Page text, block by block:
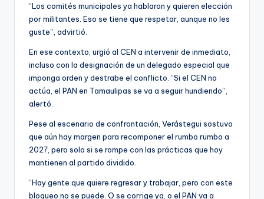
“Los comités municipales ya hablaron y quieren elección
por militantes. Eso se tiene que respetar, aunque no les
guste”, advirtió.
En ese contexto, urgió al CEN a intervenir de inmediato,
incluso con la designación de un delegado especial que
imponga orden y destrabe el conflicto. “Si el CEN no
actúa, el PAN en Tamaulipas se va a seguir hundiendo”,
alertó.
Pese al escenario de confrontación, Verástegui sostuvo
que aún hay margen para recomponer el rumbo rumbo a
2027, pero solo si se rompe con las prácticas que hoy
mantienen al partido dividido.
“Hay gente que quiere regresar y trabajar, pero con este
bloqueo no se puede. O se corrige ya, o el PAN va a